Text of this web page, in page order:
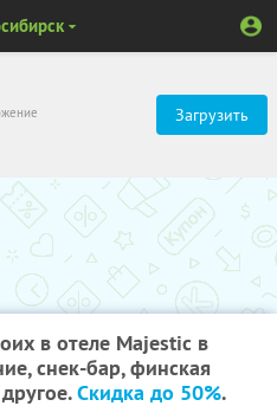
Загрузить
в отеле Majestic в
снек-бар, финская
Скидка до 50%.